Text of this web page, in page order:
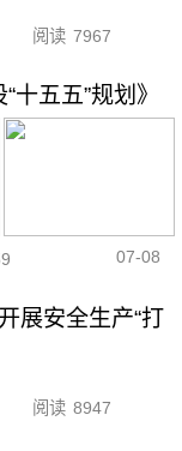
阅读 7967
五五”规划》
07-08
展安全生产“打
阅读 8947